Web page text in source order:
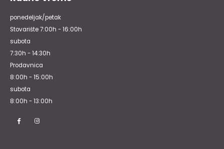
ponedeljak/petak
Stovarište 7:00h - 16:00h
subota
7:30h - 14:30h
Prodavnica
8:00h - 15:00h
subota
8:00h - 13:00h